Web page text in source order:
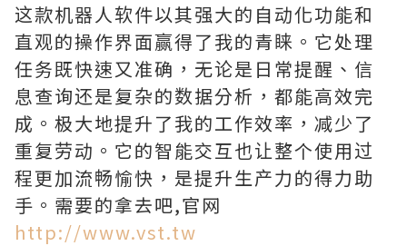
这款机器人软件以其强大的自动化功能和
直观的操作界面赢得了我的青睐。它处理
任务既快速又准确，无论是日常提醒、信
息查询还是复杂的数据分析，都能高效完
成。极大地提升了我的工作效率，减少了
重复劳动。它的智能交互也让整个使用过
程更加流畅愉快，是提升生产力的得力助
手。需要的拿去吧,官网
http://www.vst.tw